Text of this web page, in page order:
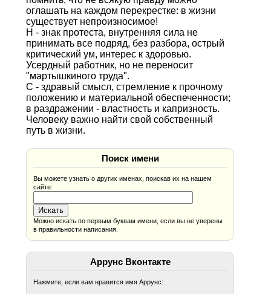
оглашать на каждом перекрестке: в жизни
существует непроизносимое!
Н - знак протеста, внутренняя сила не
принимать все подряд, без разбора, острый
критический ум, интерес к здоровью.
Усердный работник, но не переносит
"мартышкиного труда".
С - здравый смысл, стремление к прочному
положению и материальной обеспеченности;
в раздражении - властность и капризность.
Человеку важно найти свой собственный
путь в жизни.
Поиск имени
Вы можете узнать о других именах, поискав их на нашем
сайте:
Можно искать по первым буквам имени, если вы не уверены
в правильности написания.
Аррунс Вконтакте
Нажмите, если вам нравится имя Аррунс: